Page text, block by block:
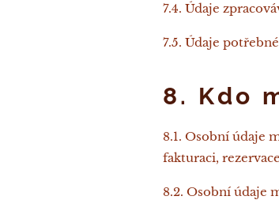
7.4. Údaje
7.5. Údaje
8. Kdo
8.1. Osobní údaje
fakturaci,
8.2. Osobní údaje